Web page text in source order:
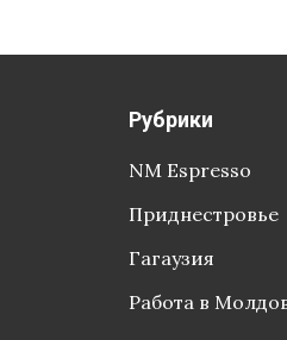
Рубрики
NM Espresso
Приднестровье
Гагаузия
Работа в